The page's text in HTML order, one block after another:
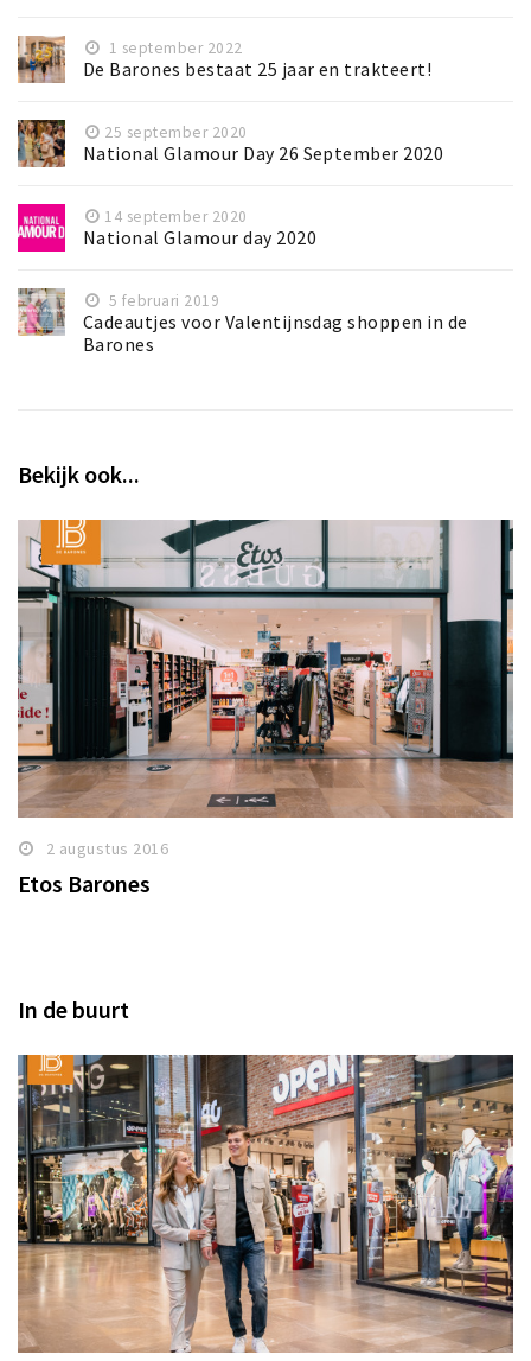
1 september 2022
De Barones bestaat 25 jaar en trakteert!
25 september 2020
National Glamour Day 26 September 2020
14 september 2020
National Glamour day 2020
5 februari 2019
Cadeautjes voor Valentijnsdag shoppen in de
Barones
Bekijk ook...
2 augustus 2016
Etos Barones
In de buurt